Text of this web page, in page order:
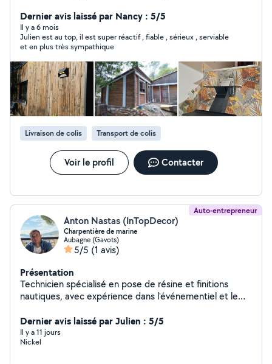
Dernier avis laissé par Nancy : 5/5
Il y a 6 mois
Julien est au top, il est super réactif , fiable , sérieux , serviable
et en plus très sympathique
Livraison de colis Transport de colis
Voir le profil Contacter
Auto-entrepreneur
Anton Nastas (InTopDecor)
Charpentière de marine
Aubagne (Gavots)
5/5 (1 avis)
Présentation
Technicien spécialisé en pose de résine et finitions
nautiques, avec expérience dans l'événementiel et le
détails, je propose un travail propre et soigné.
Disponible pour différents projets, avec déplacement
possible selon la demande.
Dernier avis laissé par Julien : 5/5
Il y a 11 jours
Nickel